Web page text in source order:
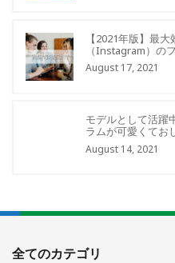
【2021年版】最
（Instagram）の
August 17, 2021
モデルとして活躍
ラムが可愛くてお
August 14, 2021
全てのカテゴリ